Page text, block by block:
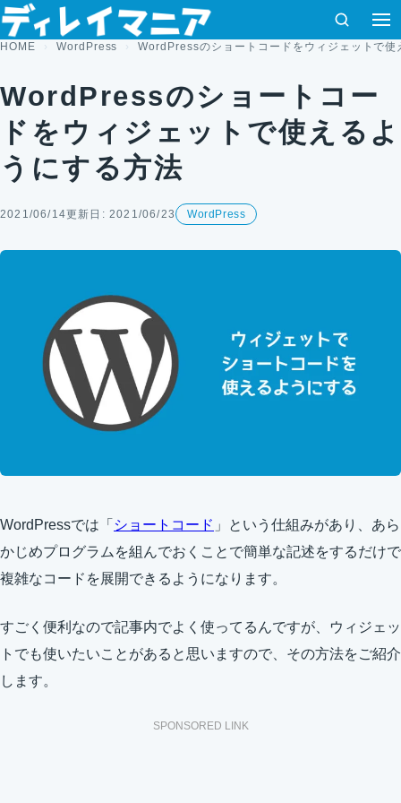
コンテンツへスキップ
検索
HOME WordPress WordPressのショートコードをウィジェットで使
WordPressのショートコー
ドをウィジェットで使えるよ
うにする方法
2021/06/14更新日: 2021/06/23 WordPress
WordPressでは「 ショートコード 」という仕組みがあり、あら
かじめプログラムを組んでおくことで簡単な記述をするだけで
複雑なコードを展開できるようになります。
すごく便利なので記事内でよく使ってるんですが、ウィジェッ
トでも使いたいことがあると思いますので、その方法をご紹介
します。
SPONSORED LINK